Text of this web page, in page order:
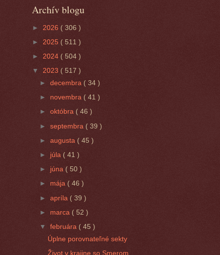
Archív blogu
► 2026 ( 306 )
► 2025 ( 511 )
► 2024 ( 504 )
▼ 2023 ( 517 )
►decembra ( 34 )
► novembra ( 41 )
►októbra ( 46 )
►septembra( 39 )
►augusta ( 45 )
► júla ( 41 )
► júna ( 50 )
► mája( 46 )
►apríla ( 39 )
► marca ( 52 )
▼februára ( 45 )
Úplne porovnateľné sekty
Život v krajine so Smerom